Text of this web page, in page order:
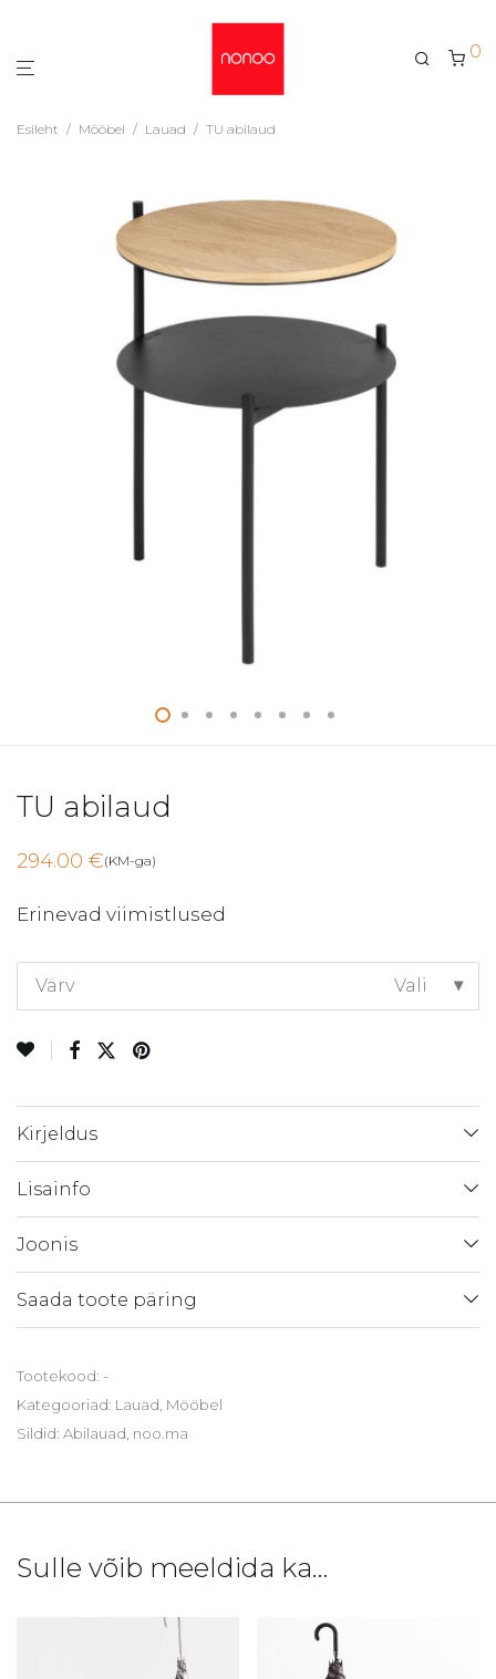
0
Esileht / Mööbel / Lauad / TU abilaud
TU abilaud
294.00 €(KM-ga)
Erinevad viimistlused
Värv Vali
Kirjeldus
Lisainfo
Joonis
Saada toote päring
Tootekood: -
Kategooriad: Lauad Mööbel
Sildid: Abilauad noo.ma
Sulle võib meeldida ka…